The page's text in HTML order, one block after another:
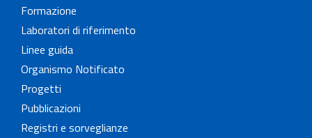
Formazione
Laboratori di riferimento
Linee guida
Organismo Notificato
Progetti
Pubblicazioni
Registri e sorveglianze